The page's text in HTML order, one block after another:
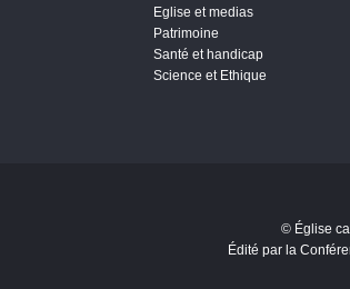
Eglise et medias
Patrimoine
Santé et handicap
Science et Ethique
© Église
Édité par la